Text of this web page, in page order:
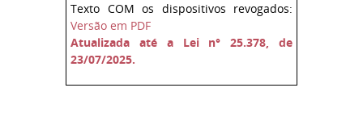
Texto COM os dispositivos revogados:
Versão em PDF
Atualizada até a Lei n° 25.378, de
23/07/2025.